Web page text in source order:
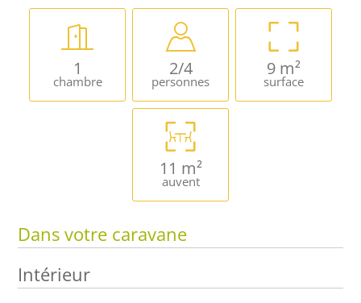
1
chambre
2/4
personnes
9 m²
surface
11 m²
auvent
Dans votre caravane
Intérieur